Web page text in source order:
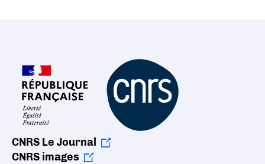
CNRS Le Journal
CNRS images